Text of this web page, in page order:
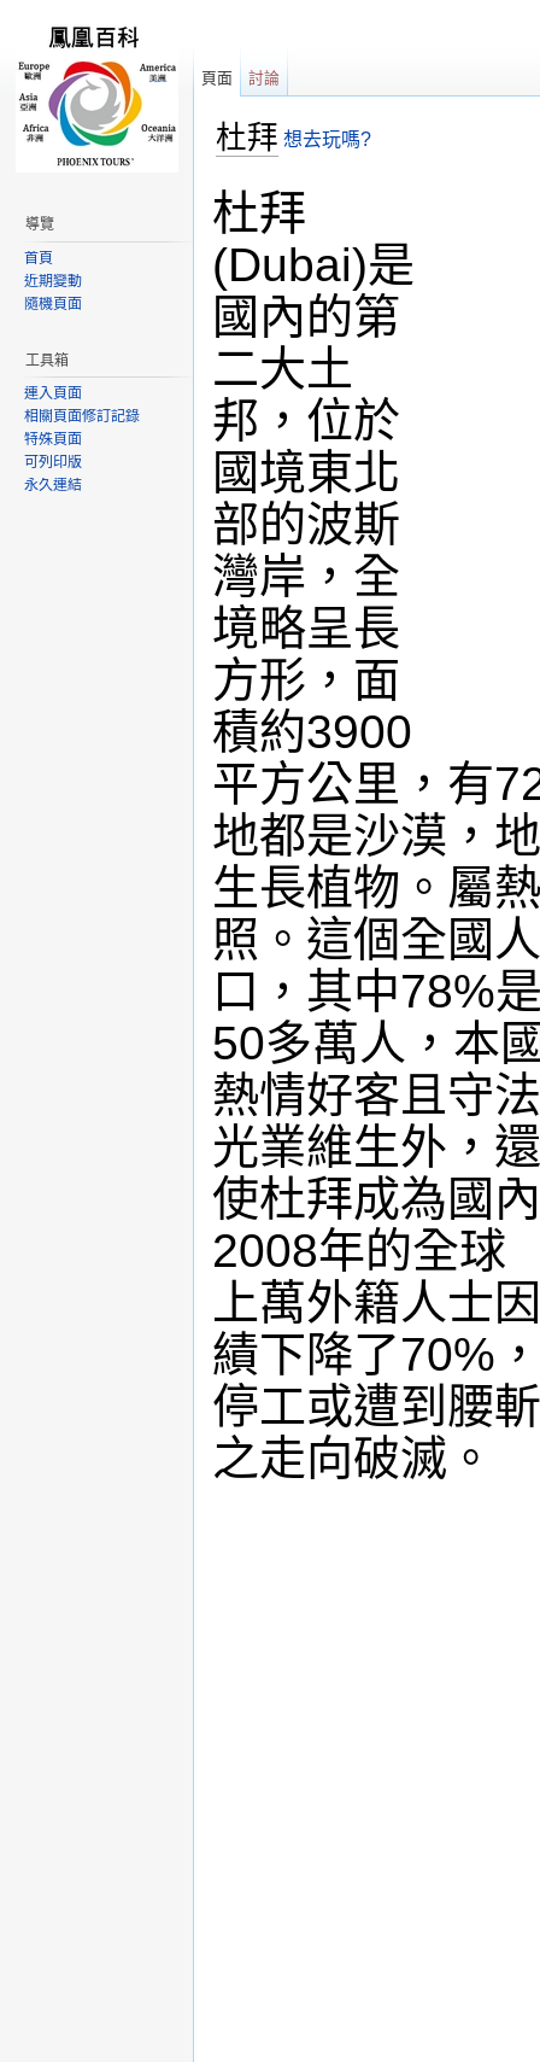
杜拜 想去玩嗎?
杜拜
(Dubai)是
國內的第
二大土
邦，位於
國境東北
部的波斯
灣岸，全
境略呈長
方形，面
積約3900
平方公里，有
地都是沙漠，
生長植物。屬
照。這個全國
口，其中78%
50多萬人，本
熱情好客且守
光業維生外，
使杜拜成為國
2008年的全球
上萬外籍人士
績下降了70%
停工或遭到腰
之走向破滅。
頁面 討論
導覽
首頁
近期變動
隨機頁面
工具箱
連入頁面
相關頁面修訂記錄
特殊頁面
可列印版
永久連結